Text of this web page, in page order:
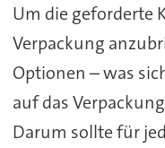
Um die geforderte
Verpackung
Optionen – was
auf das
Darum sollte für